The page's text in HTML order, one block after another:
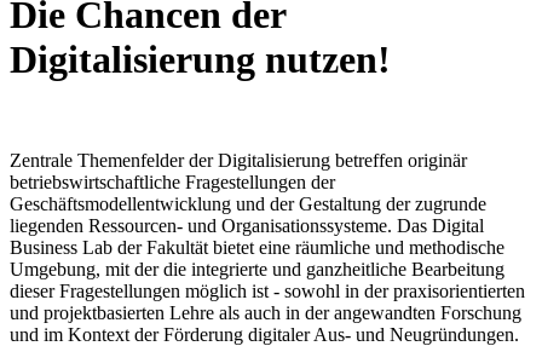
Die Chancen der
Digitalisierung nutzen!
Zentrale Themenfelder der Digitalisierung betreffen originär
betriebswirtschaftliche Fragestellungen der
Geschäftsmodellentwicklung und der Gestaltung der zugrunde
liegenden Ressourcen- und Organisationssysteme. Das Digital
Business Lab der Fakultät bietet eine räumliche und methodische
Umgebung, mit der die integrierte und ganzheitliche Bearbeitung
dieser Fragestellungen möglich ist - sowohl in der praxisorientierten
und projektbasierten Lehre als auch in der angewandten Forschung
und im Kontext der Förderung digitaler Aus- und Neugründungen.